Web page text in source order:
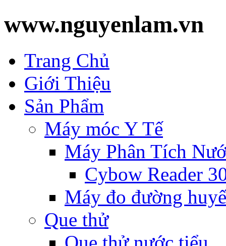
www.nguyenlam.vn
Trang Chủ
Giới Thiệu
Sản Phẩm
Máy móc Y Tế
Máy Phân Tích
Cybow Reader
Máy đo đường
Que thử